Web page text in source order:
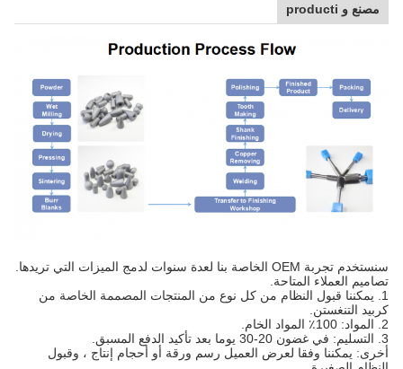
مصنع و producti
سنستخدم تجربة OEM الخاصة بنا لعدة سنوات لدمج الميزات التي تريدها.
تصاميم العملاء المتاحة.
1. يمكننا قبول النظام من كل نوع من المنتجات المصممة الخاصة من
كربيد التنغستن.
أخرى: يمكننا وفقا لعرض العميل رسم ورقة أو أحجام إنتاج ، وقبول